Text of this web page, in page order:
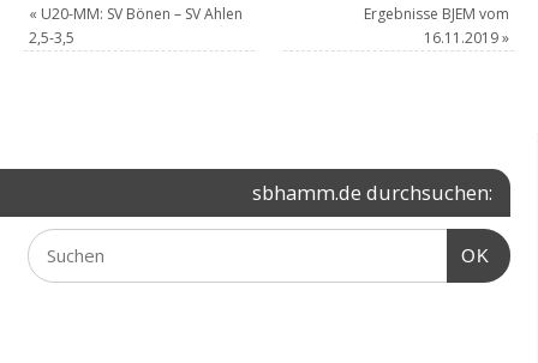
« U20-MM: SV Bönen – SV Ahlen
2,5-3,5
Ergebnisse BJEM vom
16.11.2019»
sbhamm.de durchsuchen:
OK